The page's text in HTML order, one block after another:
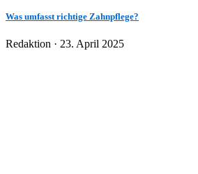
Was umfasst richtige Zahnpflege?
Redaktion · Veröffentlicht
23. April 2025